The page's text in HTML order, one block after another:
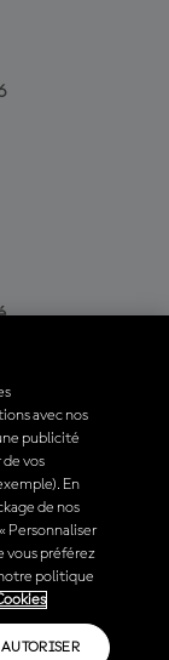
réservés.
détenteurs
avec nos
publicité
de vos
En
de nos
Personnaliser
vous préférez
politique